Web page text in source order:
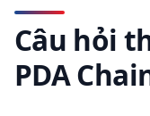
Câu hỏi
PDA